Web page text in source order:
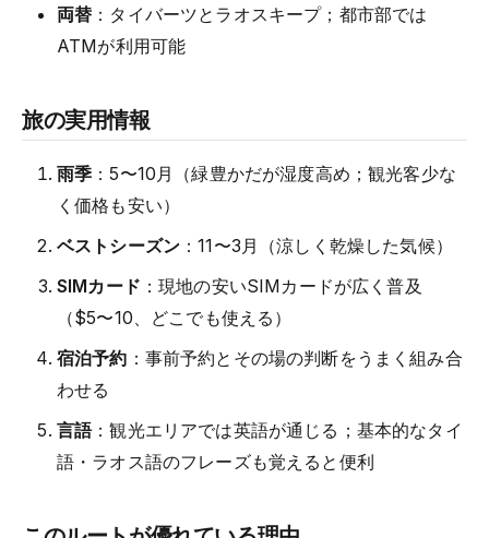
両替 ：タイバーツとラオスキープ；都市部では
ATMが利用可能
旅の実用情報
雨季 ：5〜10月（緑豊かだが湿度高め；観光客少な
く価格も安い）
ベストシーズン ：11〜3月（涼しく乾燥した気候）
SIMカード ：現地の安いSIMカードが広く普及
（$5〜10、どこでも使える）
宿泊予約 ：事前予約とその場の判断をうまく組み合
わせる
言語：観光エリアでは英語が通じる；基本的なタイ
語・ラオス語のフレーズも覚えると便利